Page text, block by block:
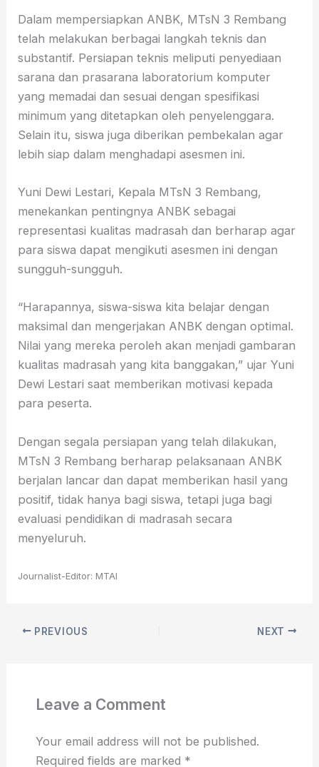
Dalam mempersiapkan ANBK, MTsN 3 Rembang
telah melakukan berbagai langkah teknis dan
substantif. Persiapan teknis meliputi penyediaan
sarana dan prasarana laboratorium komputer
yang memadai dan sesuai dengan spesifikasi
minimum yang ditetapkan oleh penyelenggara.
Selain itu, siswa juga diberikan pembekalan agar
lebih siap dalam menghadapi asesmen ini.
Yuni Dewi Lestari, Kepala MTsN 3 Rembang,
menekankan pentingnya ANBK sebagai
representasi kualitas madrasah dan berharap agar
para siswa dapat mengikuti asesmen ini dengan
sungguh-sungguh.
“Harapannya, siswa-siswa kita belajar dengan
maksimal dan mengerjakan ANBK dengan optimal.
Nilai yang mereka peroleh akan menjadi gambaran
kualitas madrasah yang kita banggakan,” ujar Yuni
Dewi Lestari saat memberikan motivasi kepada
para peserta.
Dengan segala persiapan yang telah dilakukan,
MTsN 3 Rembang berharap pelaksanaan ANBK
berjalan lancar dan dapat memberikan hasil yang
positif, tidak hanya bagi siswa, tetapi juga bagi
evaluasi pendidikan di madrasah secara
menyeluruh.
Journalist-Editor: MTAI
PREVIOUS NEXT
Leave a Comment
Your email address will not be published.
Required fields are marked *